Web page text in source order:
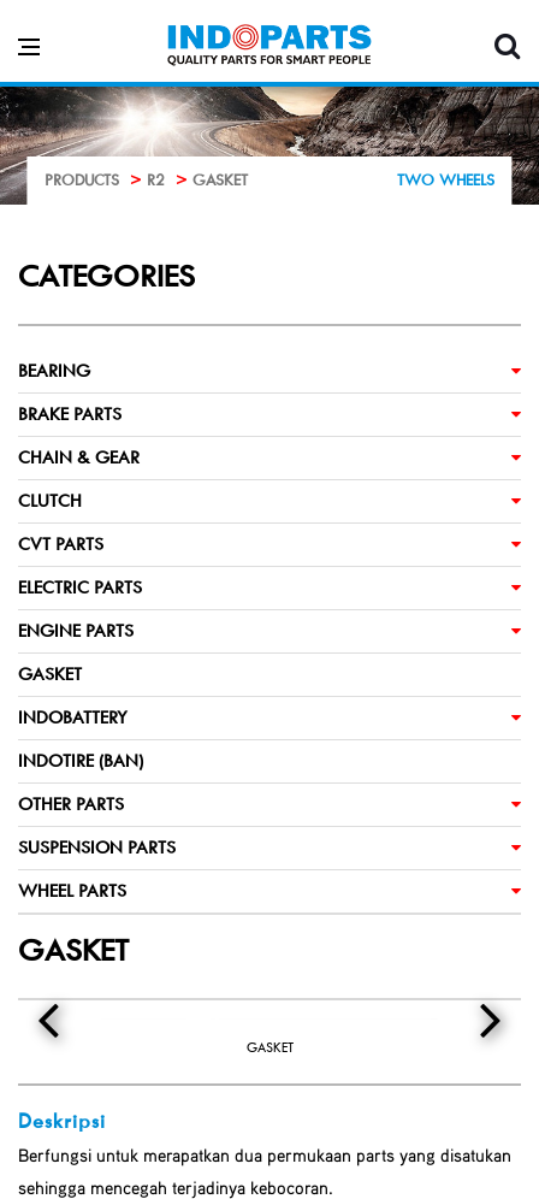
PRODUCTS R2 GASKET TWO WHEELS
CATEGORIES
BEARING
BRAKE PARTS
CHAIN & GEAR
CLUTCH
CVT PARTS
ELECTRIC PARTS
ENGINE PARTS
GASKET
INDOBATTERY
INDOTIRE (BAN)
OTHER PARTS
SUSPENSION PARTS
WHEEL PARTS
GASKET
GASKET
Deskripsi
Berfungsi untuk merapatkan dua permukaan parts yang disatukan
sehingga mencegah terjadinya kebocoran.